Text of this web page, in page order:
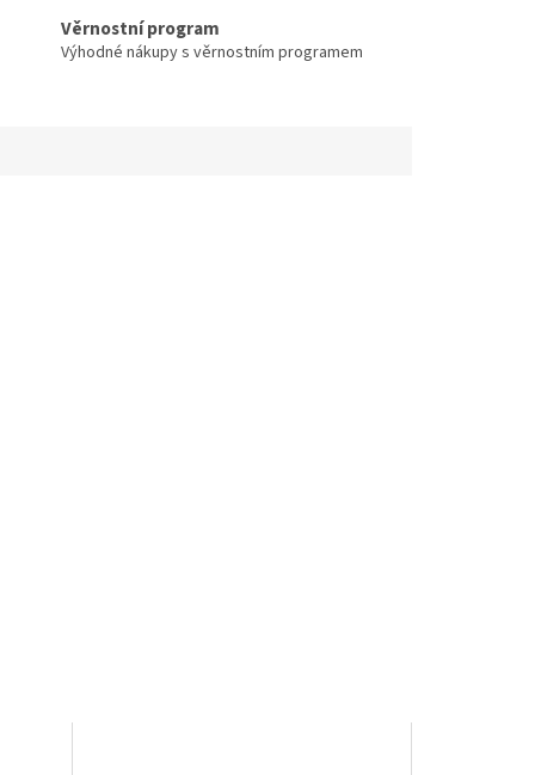
Věrnostní program
Výhodné nákupy s věrnostním programem